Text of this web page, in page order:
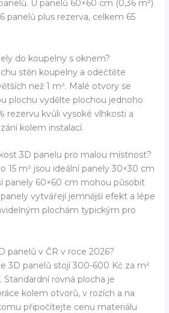
U panelů 60×60 cm (0,36 m²)
panelů plus rezerva, celkem 65
do koupelny s oknem?
stěn koupelny a odečtěte
než 1 m². Malé otvory se
plochu vydělte plochou jednoho
rezervu kvůli vysoké vlhkosti a
kolem instalací.
3D panelu pro malou místnost?
15 m² jsou ideální panely 30×30 cm
panely 60×60 cm mohou působit
vytvářejí jemnější efekt a lépe
plochám typickým pro
panelů v ČR v roce 2026?
3D panelů stojí 300-600 Kč za m²
Standardní rovná plocha je
kolem otvorů, v rozích a na
připočítejte cenu materiálu